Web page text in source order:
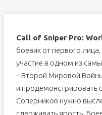
Call of Sniper Pro:
боевик от первого
участие в одном из
– Второй Мировой
и продемонстрировать
Соперников нужно
сдерживать ярость.